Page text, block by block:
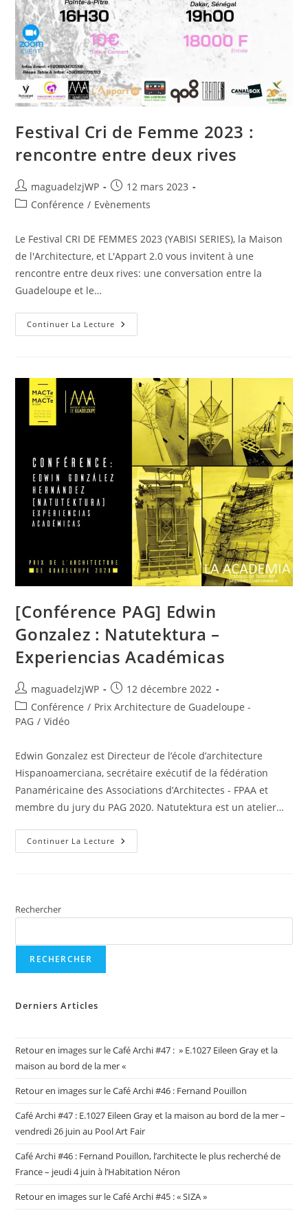
Festival Cri de Femme 2023 :
rencontre entre deux rives
Auteur/autrice
de
maguadelzjWP
Publication
publiée :
12 mars 2023
PostConférence / Evènements
Le Festival CRI DE FEMMES 2023 (YABISI SERIES), la Maison
de l'Architecture, et L'Appart 2.0 vous invitent à une
rencontre entre deux rives: une conversation entre la
Guadeloupe et le…
Continuer La Lecture Festival
Cri
Rencontre
Entre
Deux
Rives
[Conférence PAG] Edwin
Gonzalez : Natutektura –
Experiencias Académicas
Auteur/autrice
de
la
maguadelzjWP
Publication
publiée :
12 décembre 2022
Post
category:
Conférence / Prix Architecture de Guadeloupe -
PAG / Vidéo
Edwin Gonzalez est Directeur de l’école d’architecture
Hispanoamerciana, secrétaire exécutif de la fédération
Panaméricaine des Associations d’Architectes - FPAA et
membre du jury du PAG 2020. Natutektura est un atelier…
Continuer La Lecture [Conférence
PAG]
Académicas
Rechercher
RECHERCHER
Derniers Articles
Retour en images sur le Café Archi #47 : » E.1027 Eileen Gray et la
maison au bord de la mer «
Retour en images sur le Café Archi #46 : Fernand Pouillon
Café Archi #47 : E.1027 Eileen Gray et la maison au bord de la mer –
vendredi 26 juin au Pool Art Fair
Café Archi #46 : Fernand Pouillon, l’architecte le plus recherché de
France – jeudi 4 juin à l’Habitation Néron
Retour en images sur le Café Archi #45 : « SIZA »